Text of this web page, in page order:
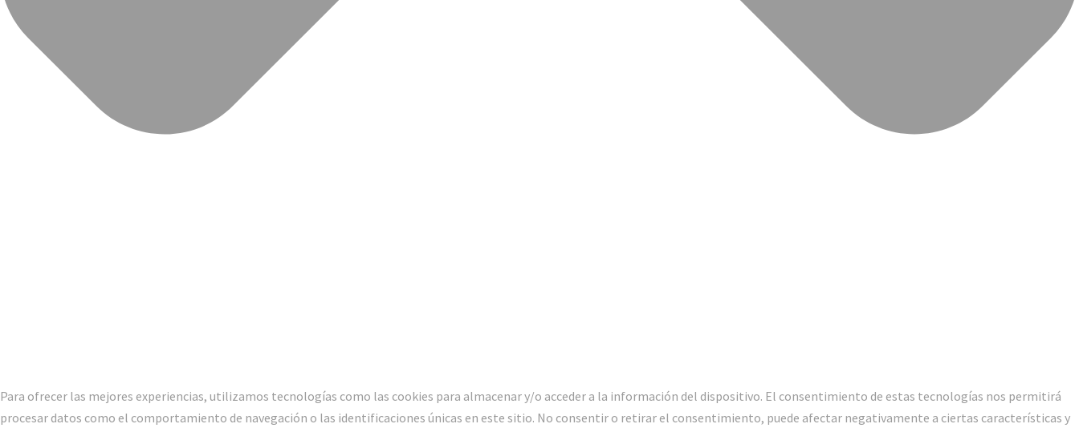
Para ofrecer las mejores experiencias, utilizamos tecnologías como las cookies para almacenar y/o acceder a la información del dispositivo. El consentimiento de estas tecnologías nos permitirá
procesar datos como el comportamiento de navegación o las identificaciones únicas en este sitio. No consentir o retirar el consentimiento, puede afectar negativamente a ciertas características y